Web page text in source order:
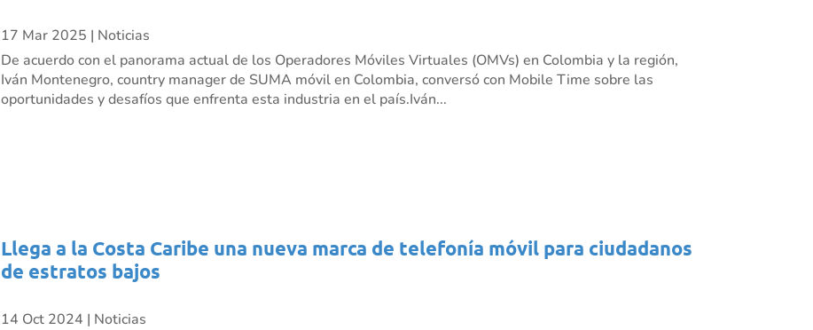
17 Mar 2025 | Noticias
De acuerdo con el panorama actual de los Operadores Móviles Virtuales (OMVs) en Colombia y la región,
Iván Montenegro, country manager de SUMA móvil en Colombia, conversó con Mobile Time sobre las
oportunidades y desafíos que enfrenta esta industria en el país.Iván...
Llega a la Costa Caribe una nueva marca de telefonía móvil para ciudadanos
de estratos bajos
14 Oct 2024 | Noticias